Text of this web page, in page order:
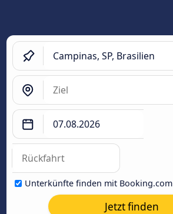
Unterkünfte finden mit Booking.com
Jetzt finden